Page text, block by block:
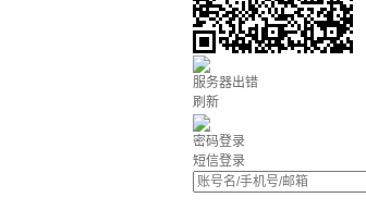
服务器出错
刷新
密码登录
短信登录